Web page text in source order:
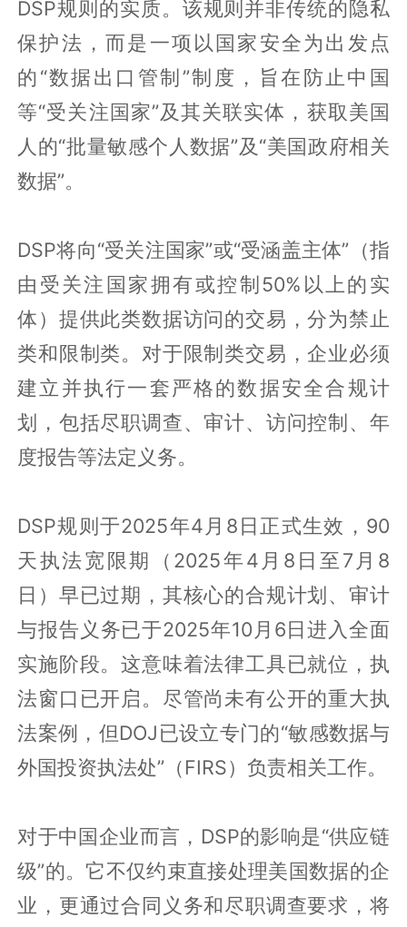
DSP规则的实质。该规则并非传统的隐私
保护法，而是一项以国家安全为出发点
的“数据出口管制”制度，旨在防止中国
等“受关注国家”及其关联实体，获取美国
人的“批量敏感个人数据”及“美国政府相关
数据”。
DSP将向“受关注国家”或“受涵盖主体”（指
由受关注国家拥有或控制50%以上的实
体）提供此类数据访问的交易，分为禁止
类和限制类。对于限制类交易，企业必须
建立并执行一套严格的数据安全合规计
划，包括尽职调查、审计、访问控制、年
度报告等法定义务。
DSP规则于2025年4月8日正式生效，90
天执法宽限期（2025年4月8日至7月8
日）早已过期，其核心的合规计划、审计
与报告义务已于2025年10月6日进入全面
实施阶段。这意味着法律工具已就位，执
法窗口已开启。尽管尚未有公开的重大执
法案例，但DOJ已设立专门的“敏感数据与
外国投资执法处”（FIRS）负责相关工作。
对于中国企业而言，DSP的影响是“供应链
级”的。它不仅约束直接处理美国数据的企
业，更通过合同义务和尽职调查要求，将